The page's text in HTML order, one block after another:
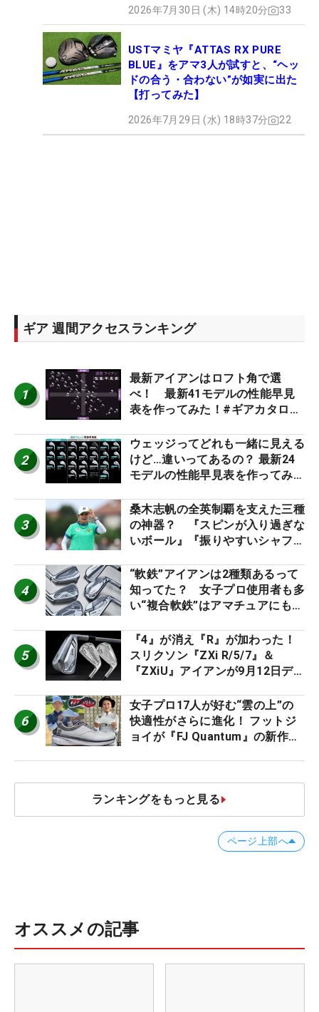
2026年7月30日 (木) 14時20分 33
USTマミヤ『ATTAS RX PURE
BLUE』をアマ3人が試すと、“ヘッ
ドの合う・合わない”が如実に出た
【打ってみた】
2026年7月29日 (水) 18時37分 22
ギア 週間アクセスランキング
1
最新アイアンはロフト角で選
べ！ 最新41モデルの性能早見
表を作ってみた！#ギアカタログ
2
ウェッジってどれも一緒に見える
けど…違いってあるの？ 最新24
モデルの性能早見表を作ってみ
3
桑木志帆の全英制覇を支えた三種
の神器？ 『スピンが入り過ぎな
いボール』『振りやすいシャフ
ー』 #女子プロセッティング
4
“軟鉄”アイアンは2種類あるって
知ってた？ 女子プロ使用者も多
い“複合軟鉄”はアマチュアにもオ
5
『4』が消え『R』が加わった！
スリクソン『ZXi R/5/7』＆
『ZXiU』アイアンが9月12日デ
6
女子プロ17人が好む“雲の上”の
快適性がさらに進化！ フットジ
ョイが『FJ Quantum』の新作を
ランキングをもっと見る
ページ上部へ
オススメの記事